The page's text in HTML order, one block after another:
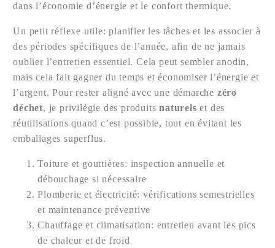
dans l’économie d’énergie et le confort thermique.
Un petit réflexe utile: planifier les tâches et les associer à
des périodes spécifiques de l’année, afin de ne jamais
oublier l’entretien essentiel. Cela peut sembler anodin,
mais cela fait gagner du temps et économiser l’énergie et
l’argent. Pour rester aligné avec une démarche zéro
déchet, je privilégie des produitsnaturels et des
réutilisations quand c’est possible, tout en évitant les
emballages superflus.
Toiture et gouttières: inspection annuelle et
débouchage si nécessaire
Plomberie et électricité: vérifications semestrielles
et maintenance préventive
Chauffage et climatisation: entretien avant les pics
de chaleur et de froid